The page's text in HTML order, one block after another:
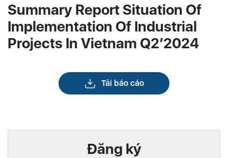
Summary Report Situation Of
Implementation Of Industrial
Projects In Vietnam Q2’2024
Tải báo cáo
Đăng ký